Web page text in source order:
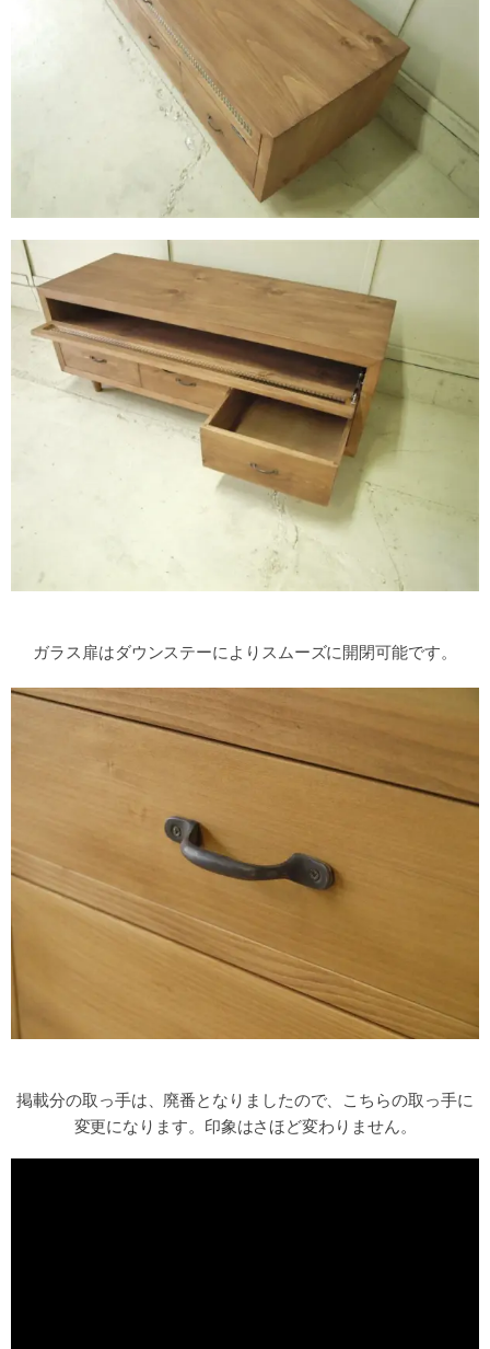
ガラス扉はダウンステーによりスムーズに開閉可能です。
掲載分の取っ手は、廃番となりましたので、こちらの取っ手に
変更になります。印象はさほど変わりません。